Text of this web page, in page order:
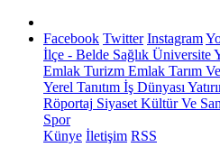
Facebook Twitter Instagram
İlçe - Belde Sağlık Üniversite
Emlak Turizm Emlak Tarım
Yerel Tanıtım İş Dünyası
Röportaj Siyaset Kültür Ve
Spor
Künye İletişim RSS